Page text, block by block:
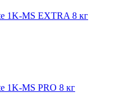
1K-MS EXTRA 8 кг
1K-MS PRO 8 кг